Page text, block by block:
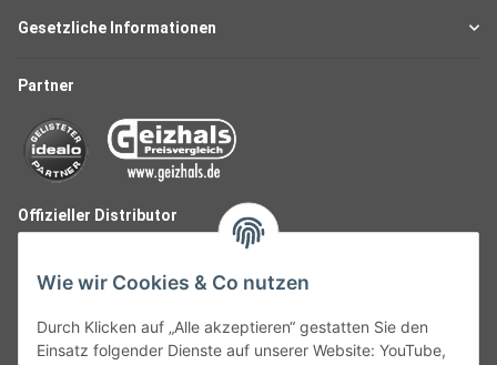
Gesetzliche Informationen
Partner
Offizieller Distributor
Wie wir Cookies & Co nutzen
Durch Klicken auf „Alle akzeptieren“ gestatten Sie den
Einsatz folgender Dienste auf unserer Website: YouTube,